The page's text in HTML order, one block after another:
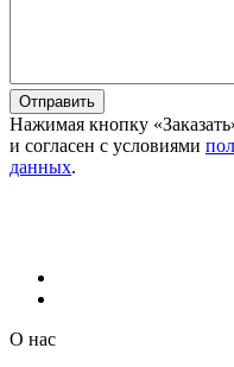
Отправить
Нажимая кнопку
и согласен с условиями
данных.
О нас